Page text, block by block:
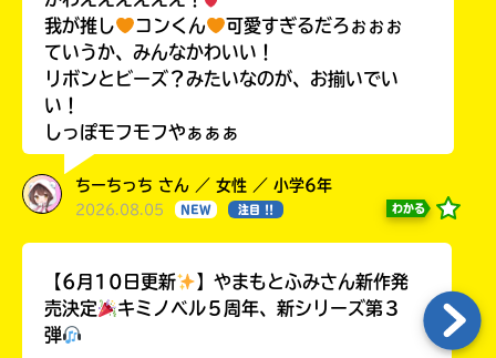
我が推し
コンくん
可愛すぎるだろぉぉぉ
ていうか、みんなかわいい！
リボンとビーズ？みたいなのが、お揃いでい
い！
しっぽモフモフやぁぁぁ
ちーちっち さん ／ 女性 ／ 小学6年
2026.08.05 NEW 注目 !! わかる
【6月10日更新
】やまもとふみさん新作発
売決定
キミノベル５周年、新シリーズ第３
弾